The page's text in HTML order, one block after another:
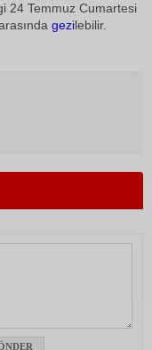
24 Temmuz Cumartesi
gezilebilir.